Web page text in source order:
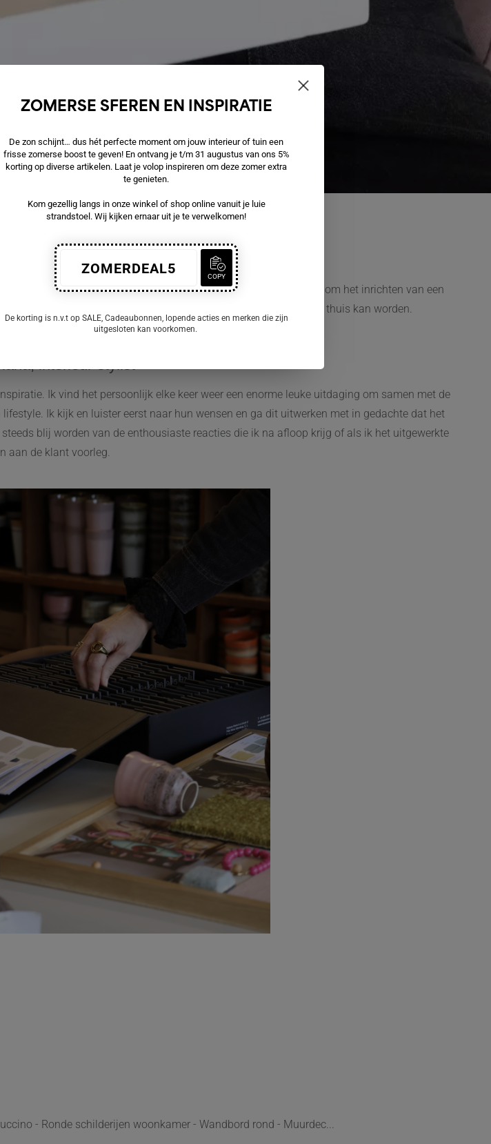
dat moet aanpakken? Dan kunnen wij je helpen! Of het nu gaat om het inrichten van een
diensten aan om ervoor te zorgen dat jouw huis een echt thuis kan worden.
interieur-stylist
Ik vind het persoonlijk elke keer weer een enorme leuke uitdaging om samen met de
Ik kijk en luister eerst naar hun wensen en ga dit uitwerken met in gedachte dat het
blij worden van de enthousiaste reacties die ik na afloop krijg of als ik het uitgewerkte
aan de klant voorleg.
ZOMERSE SFEREN EN INSPIRATIE
De zon schijnt… dus hét perfecte moment om jouw interieur of tuin een
frisse zomerse boost te geven! En ontvang je t/m 31 augustus van ons 5%
korting op diverse artikelen. Laat je volop inspireren om deze zomer extra
te genieten.
Kom gezellig langs in onze winkel of shop online vanuit je luie
strandstoel. Wij kijken ernaar uit je te verwelkomen!
ZOMERDEAL5 COPY
De korting is n.v.t op SALE, Cadeaubonnen, lopende acties en merken die zijn
uitgesloten kan voorkomen.